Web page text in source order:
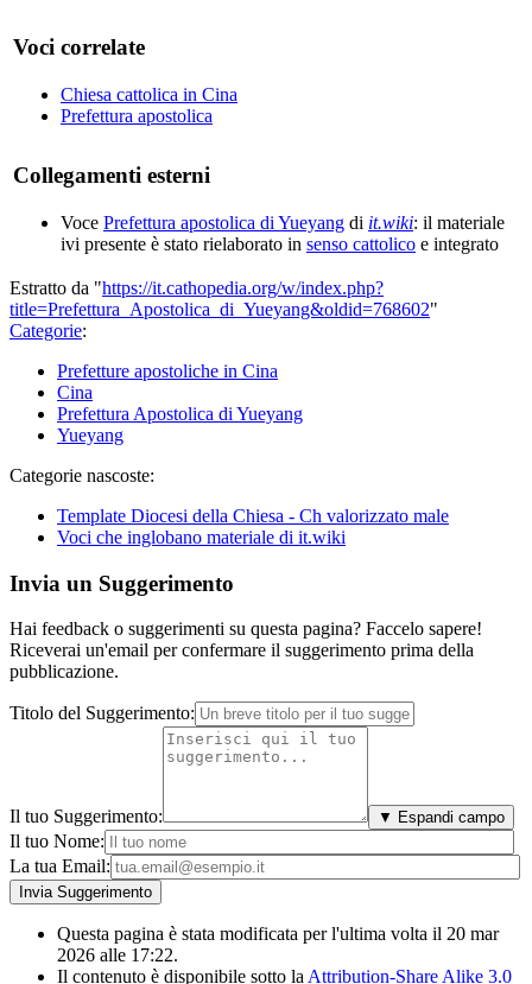
Voci correlate
Chiesa cattolica in Cina
Prefettura apostolica
Collegamenti esterni
Voce Prefettura apostolica di Yueyang di it.wiki: il materiale
ivi presente è stato rielaborato in senso cattolico e integrato
Estratto da "https://it.cathopedia.org/w/index.php?
title=Prefettura_Apostolica_di_Yueyang&oldid=768602"
Categorie:
Prefetture apostoliche in Cina
Cina
Prefettura Apostolica di Yueyang
Yueyang
Categorie nascoste:
Template Diocesi della Chiesa - Ch valorizzato male
Voci che inglobano materiale di it.wiki
Invia un Suggerimento
Hai feedback o suggerimenti su questa pagina? Faccelo sapere!
Riceverai un'email per confermare il suggerimento prima della
pubblicazione.
Titolo del Suggerimento:
Il tuo Suggerimento: ▼ Espandi campo
Il tuo Nome:
La tua Email:
Questa pagina è stata modificata per l'ultima volta il 20 mar
2026 alle 17:22.
Il contenuto è disponibile sotto laAttribution-Share Alike 3.0